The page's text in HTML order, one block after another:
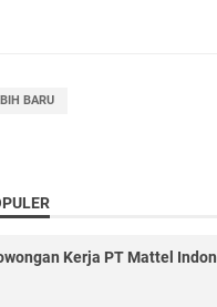
BARU
Kerja PT Mattel